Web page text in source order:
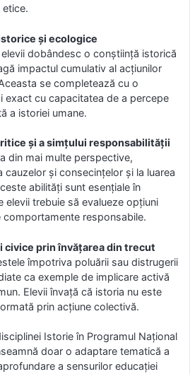
și ecologice
dobândesc o conștiință istorică
impactul cumulativ al acțiunilor
se completează cu o
exact cu capacitatea de a percepe
a istoriei umane.
și a simțului responsabilității
din mai multe perspective,
cauzelor și consecințelor și la luarea
abilități sunt esențiale în
elevii trebuie să evalueze opțiuni
responsabile.
civice prin învățarea din trecut
împotriva poluării sau distrugerii
ca exemple de implicare activă
Elevii învață că istoria nu este
prin acțiune colectivă.
Istorie în Programul Național
doar o adaptare tematică a
a sensurilor educației